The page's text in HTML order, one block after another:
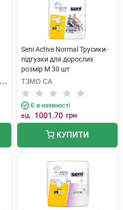
Seni Active Normal Трусики-
підгузки для дорослих
розмір М 30 шт
ТЗМО СА
Є в наявності
від 1001.70 грн
КУПИТИ